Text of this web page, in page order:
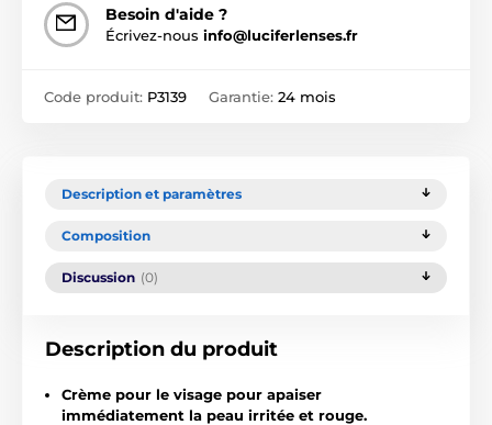
Besoin d'aide ?
Écrivez-nous info@luciferlenses.fr
Code produit: P3139 Garantie: 24 mois
Description et paramètres
Composition
Discussion (0)
Description du produit
Crème pour le visage pour apaiser
immédiatement la peau irritée et rouge.